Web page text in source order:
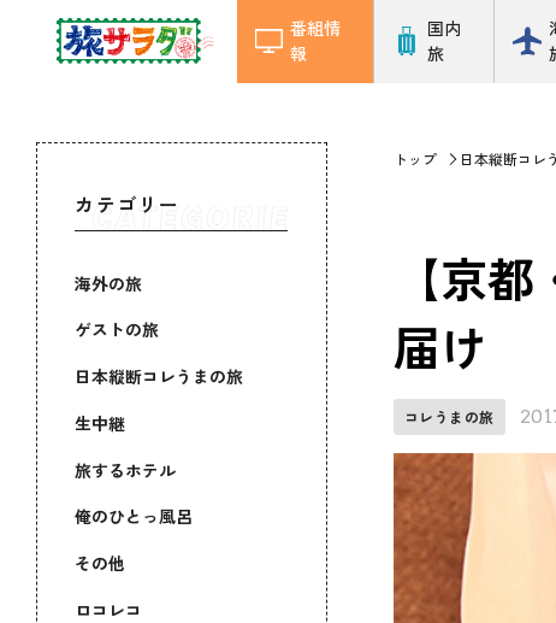
番組情
報
国内
旅
カテゴリー
海外の旅
ゲストの旅
日本縦断コレうまの旅
生中継
旅するホテル
俺のひとっ風呂
その他
ロコレコ
トップ 日本縦断コレ
【京
届け
コレうまの旅